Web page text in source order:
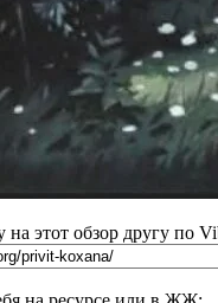
на этот обзор другу по